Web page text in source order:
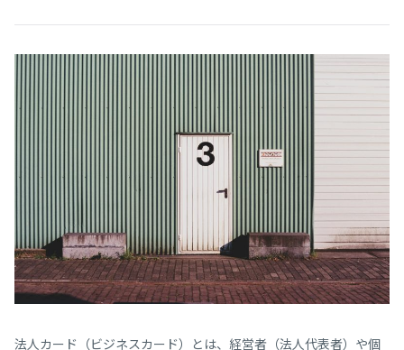
法人カード（ビジネスカード）とは、経営者（法人代表者）や個